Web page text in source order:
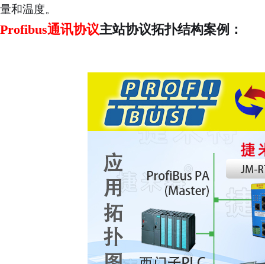
量和温度。
Profibus通讯协议主站协议拓扑结构案例：